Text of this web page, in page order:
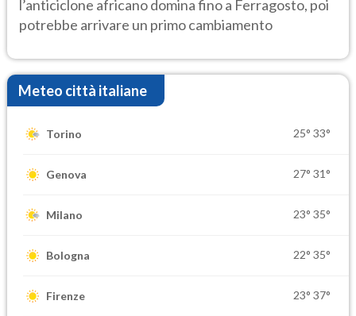
l’anticiclone africano domina fino a Ferragosto, poi
potrebbe arrivare un primo cambiamento
Meteo città italiane
Torino 25° 33°
Genova 27° 31°
Milano 23° 35°
Bologna 22° 35°
Firenze 23° 37°